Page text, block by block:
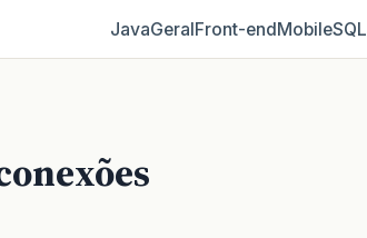
JavaGeralFront‑endMobileSQL